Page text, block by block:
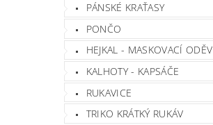
PÁNSKÉ KRAŤASY
PONČO
HEJKAL - MASKOVACÍ ODĚV
KALHOTY - KAPSÁČE
RUKAVICE
TRIKO KRÁTKÝ RUKÁV